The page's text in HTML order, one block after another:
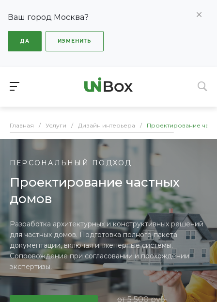
Ваш город Москва?
ДА ИЗМЕНИТЬ
Главная / Услуги / Дизайн интерьера / Проектирование
ПЕРСОНАЛЬНЫЙ ПОДХОД
Проектирование частных
домов
Разработка архитектурных и конструктивных решений
для частных домов. Подготовка полного пакета
документации, включая инженерные системы.
Сопровождение при согласовании и прохождении
экспертизы.
от 5 500 руб.